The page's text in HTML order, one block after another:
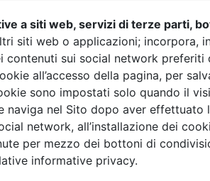
a siti web, servizi di terze parti,
siti web o applicazioni; incorpora,
contenuti sui social network
all’accesso della pagina, per
sono impostati solo quando il
naviga nel Sito dopo aver
network, all’installazione dei
per mezzo dei bottoni di
informative privacy.